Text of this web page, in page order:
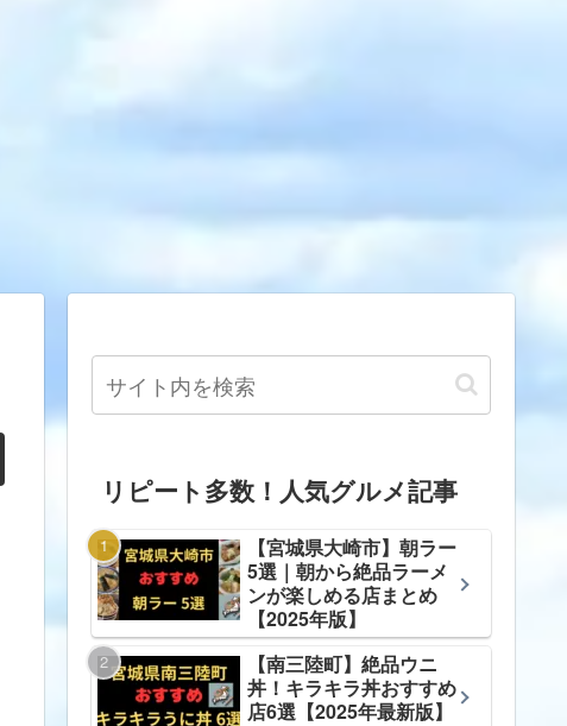
リピート多数！人気グルメ記事
【宮城県大崎市】朝ラー
5選｜朝から絶品ラーメ
ンが楽しめる店まとめ
【2025年版】
【南三陸町】絶品ウニ
丼！キラキラ丼おすすめ
店6選【2025年最新版】